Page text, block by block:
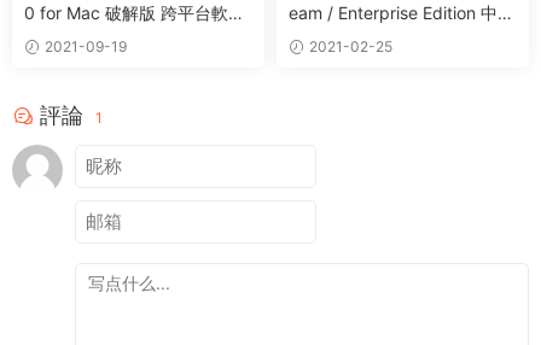
0 for Mac 破解版 跨平台軟件
開發工具
2021-09-19
eam / Enterprise Edition 中文
破解版 交互原型設計工具
2021-02-25
評論 1